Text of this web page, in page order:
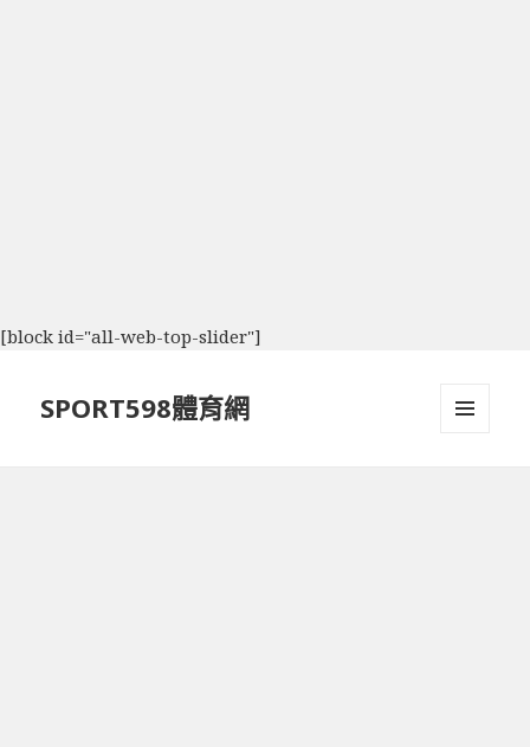
[block id="all-web-top-slider"]
SPORT598體育網